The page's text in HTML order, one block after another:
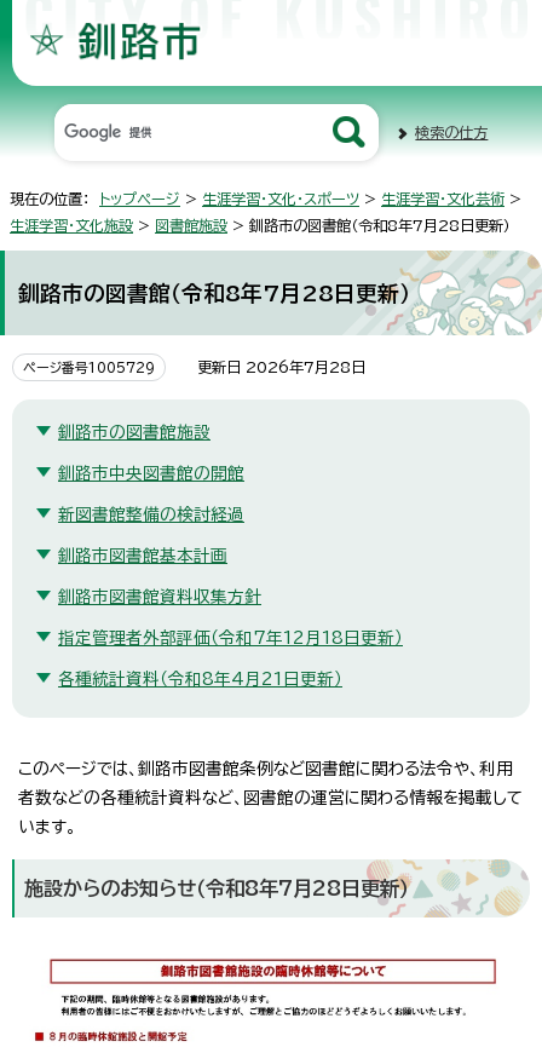
検索の仕方
現在の位置： トップページ > 生涯学習・文化・スポーツ > 生涯学習・文化芸術 >
生涯学習・文化施設 > 図書館施設 > 釧路市の図書館（令和8年7月28日更新）
釧路市の図書館（令和8年7月28日更新）
ページ番号1005729 更新日 2026年7月28日
釧路市の図書館施設
釧路市中央図書館の開館
新図書館整備の検討経過
釧路市図書館基本計画
釧路市図書館資料収集方針
指定管理者外部評価（令和7年12月18日更新）
各種統計資料（令和8年4月21日更新）
このページでは、釧路市図書館条例など図書館に関わる法令や、利用
者数などの各種統計資料など、図書館の運営に関わる情報を掲載して
います。
施設からのお知らせ（令和8年7月28日更新）